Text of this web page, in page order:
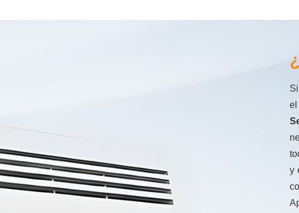
el
y